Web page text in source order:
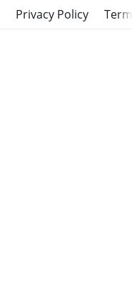
Privacy Policy